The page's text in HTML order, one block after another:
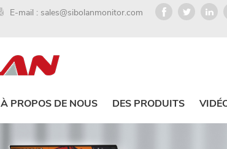
E-mail : sales@sibolanmonitor.com
À PROPOS DE NOUS DES PRODUITS